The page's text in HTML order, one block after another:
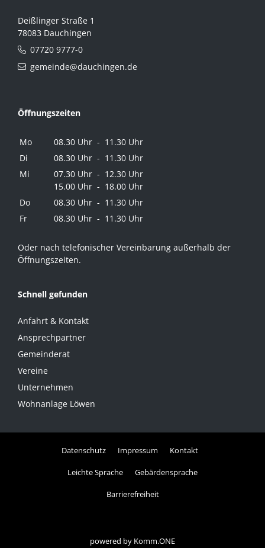
Deißlinger Straße 1
78083 Dauchingen
07720 9777-0
gemeinde@dauchingen.de
Öffnungszeiten
Mo
08.30 Uhr - 11.30 Uhr
Di
08.30 Uhr - 11.30 Uhr
Mi
07.30 Uhr - 12.30 Uhr
15.00 Uhr - 18.00 Uhr
Do
08.30 Uhr - 11.30 Uhr
Fr
08.30 Uhr - 11.30 Uhr
Oder nach telefonischer Vereinbarung außerhalb der
Öffnungszeiten.
Schnell gefunden
Anfahrt & Kontakt
Ansprechpartner
Gemeinderat
Vereine
Unternehmen
Wohnanlage Löwen
Datenschutz Impressum Kontakt
Leichte Sprache Gebärdensprache
Barrierefreiheit
powered by Komm.ONE